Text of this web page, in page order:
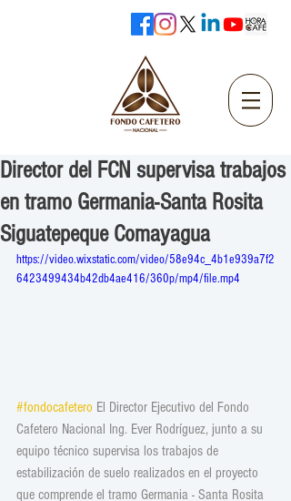
Director del FCN supervisa trabajos
en tramo Germania-Santa Rosita
Siguatepeque Comayagua
https://video.wixstatic.com/video/58e94c_4b1e939a7f2
6423499434b42db4ae416/360p/mp4/file.mp4
#fondocafetero El Director Ejecutivo del Fondo
Cafetero Nacional Ing. Ever Rodríguez, junto a su
equipo técnico supervisa los trabajos de
estabilización de suelo realizados en el proyecto
que comprende el tramo Germania - Santa Rosita